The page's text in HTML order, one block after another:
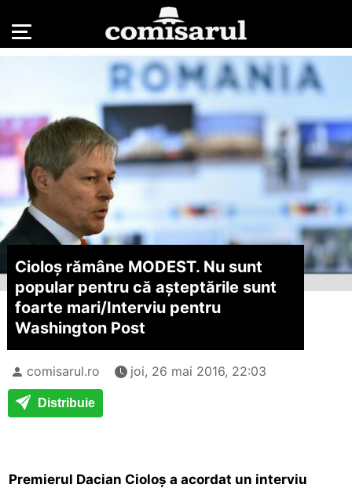
Cioloș rămâne MODEST. Nu sunt
popular pentru că așteptările sunt
foarte mari/Interviu pentru
Washington Post
comisarul.ro joi, 26 mai 2016, 22:03
Distribuie
Premierul Dacian Cioloș a acordat un interviu